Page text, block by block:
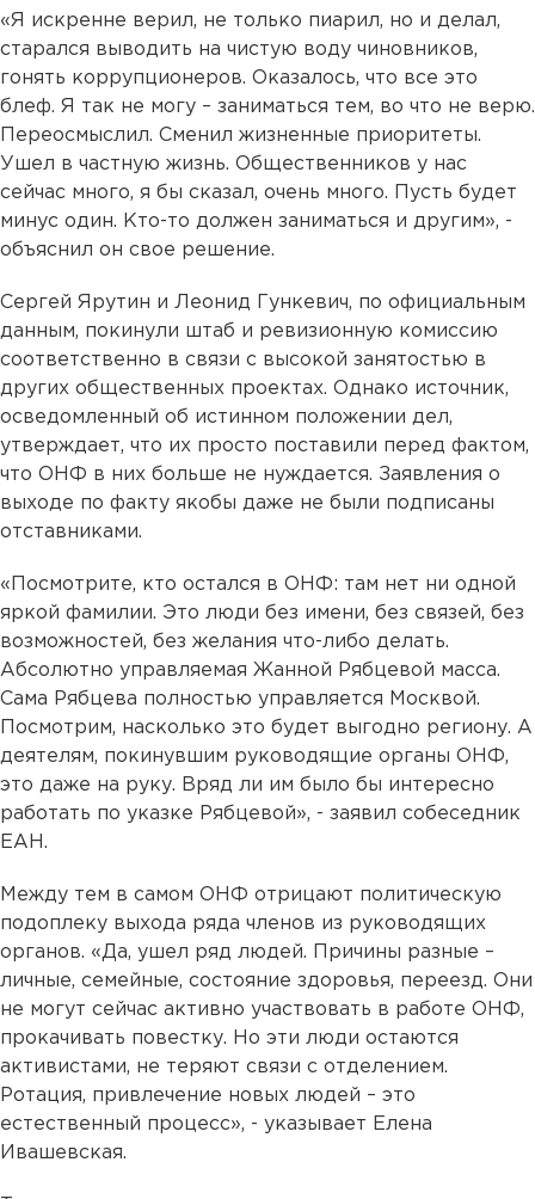
«Я искренне верил, не только пиарил, но и делал,
старался выводить на чистую воду чиновников,
гонять коррупционеров. Оказалось, что все это
блеф. Я так не могу – заниматься тем, во что не верю.
Переосмыслил. Сменил жизненные приоритеты.
Ушел в частную жизнь. Общественников у нас
сейчас много, я бы сказал, очень много. Пусть будет
минус один. Кто-то должен заниматься и другим», -
объяснил он свое решение.
Сергей Ярутин и Леонид Гункевич, по официальным
данным, покинули штаб и ревизионную комиссию
соответственно в связи с высокой занятостью в
других общественных проектах. Однако источник,
осведомленный об истинном положении дел,
утверждает, что их просто поставили перед фактом,
что ОНФ в них больше не нуждается. Заявления о
выходе по факту якобы даже не были подписаны
отставниками.
«Посмотрите, кто остался в ОНФ: там нет ни одной
яркой фамилии. Это люди без имени, без связей, без
возможностей, без желания что-либо делать.
Абсолютно управляемая Жанной Рябцевой масса.
Сама Рябцева полностью управляется Москвой.
Посмотрим, насколько это будет выгодно региону. А
деятелям, покинувшим руководящие органы ОНФ,
это даже на руку. Вряд ли им было бы интересно
работать по указке Рябцевой», - заявил собеседник
ЕАН.
Между тем в самом ОНФ отрицают политическую
подоплеку выхода ряда членов из руководящих
органов. «Да, ушел ряд людей. Причины разные –
личные, семейные, состояние здоровья, переезд. Они
не могут сейчас активно участвовать в работе ОНФ,
прокачивать повестку. Но эти люди остаются
активистами, не теряют связи с отделением.
Ротация, привлечение новых людей – это
естественный процесс», - указывает Елена
Ивашевская.